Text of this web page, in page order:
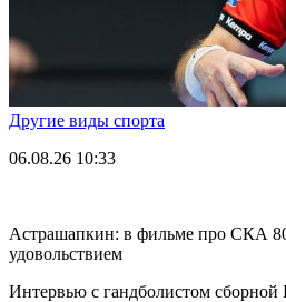
Другие виды спорта
06.08.26 10:33
Астрашапкин: в фильме про СКА
удовольствием
Интервью с гандболистом сборной